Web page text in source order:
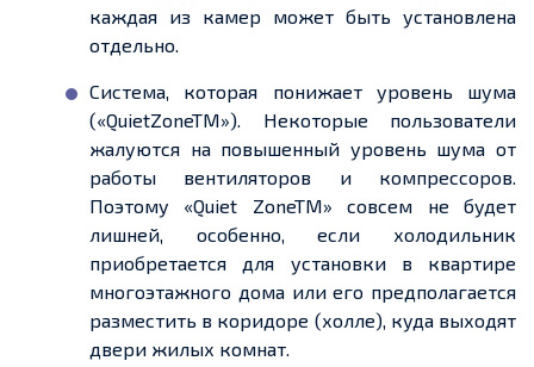
каждая из камер может быть установлена
отдельно.
Система, которая понижает уровень шума
(«QuietZoneTM»). Некоторые пользователи
жалуются на повышенный уровень шума от
работы вентиляторов и компрессоров.
Поэтому «Quiet ZoneTM» совсем не будет
лишней, особенно, если холодильник
приобретается для установки в квартире
многоэтажного дома или его предполагается
разместить в коридоре (холле), куда выходят
двери жилых комнат.